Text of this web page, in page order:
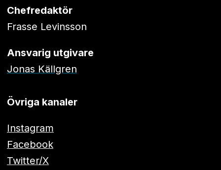
Chefredaktör
Frasse Levinsson
Ansvarig utgivare
Jonas Källgren
Övriga kanaler
Instagram
Facebook
Twitter/X